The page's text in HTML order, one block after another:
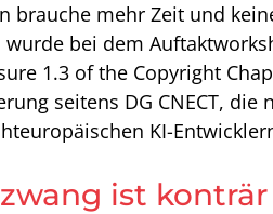
brauche mehr Zeit und
bei dem
1.3 of the Copyright
seitens DG CNECT,
KI-
ist